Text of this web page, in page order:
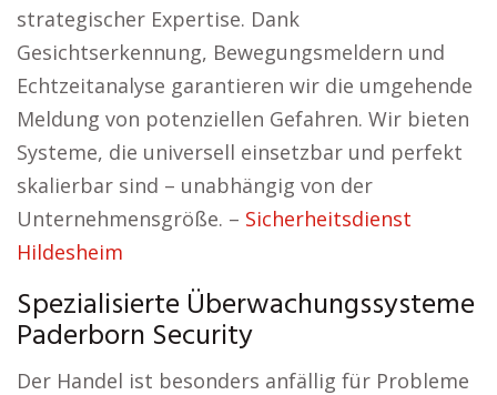
strategischer Expertise. Dank
Gesichtserkennung, Bewegungsmeldern und
Echtzeitanalyse garantieren wir die umgehende
Meldung von potenziellen Gefahren. Wir bieten
Systeme, die universell einsetzbar und perfekt
skalierbar sind – unabhängig von der
Unternehmensgröße. – Sicherheitsdienst
Hildesheim
Spezialisierte Überwachungssysteme
Paderborn Security
Der Handel ist besonders anfällig für Probleme